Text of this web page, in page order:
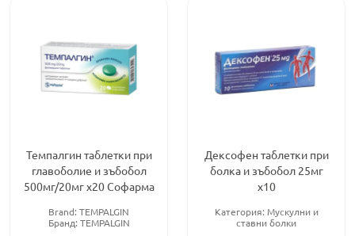
Темпалгин таблетки при
главоболие и зъбобол
500мг/20мг х20 Софарма
Brand: TEMPALGIN
Бранд: TEMPALGIN
Дексофен таблетки при
болка и зъбобол 25мг
х10
Категория: Мускулни и
ставни болки